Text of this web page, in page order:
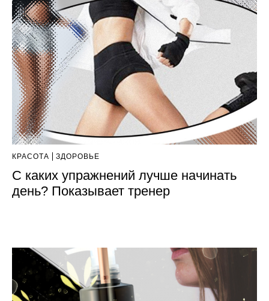
КРАСОТА ЗДОРОВЬЕ
С каких упражнений лучше начинать
день? Показывает тренер